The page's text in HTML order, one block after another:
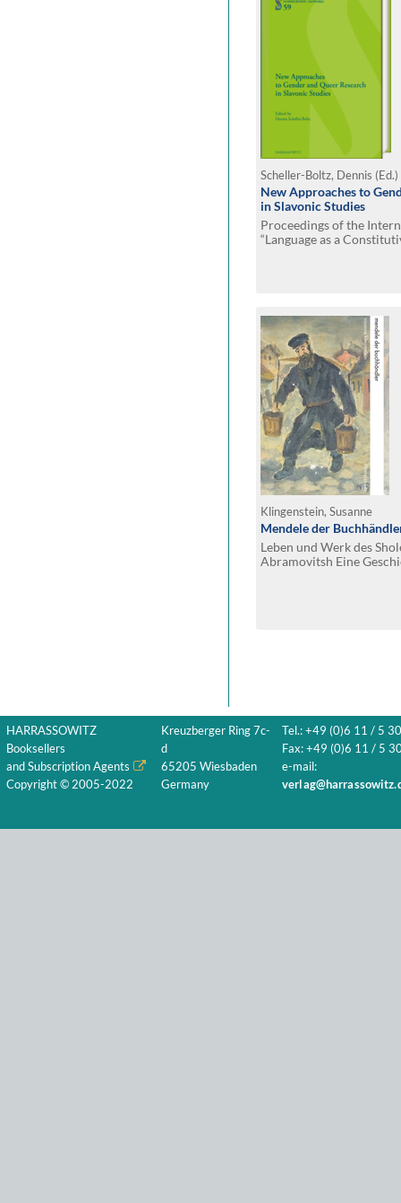
Scheller-Boltz, Dennis (Ed.)
New Approaches to
in Slavonic Studies
Proceedings of the
“Language as a
Klingenstein, Susanne
Mendele der
Leben und Werk des
Abramovitsh Eine
HARRASSOWITZ
Booksellers
and Subscription Agents
Copyright © 2005-2022
Kreuzberger Ring 7c-
d
65205 Wiesbaden
Germany
Tel.: +49 (0)6 11 / 5
Fax: +49 (0)6 11 / 5
e-mail: